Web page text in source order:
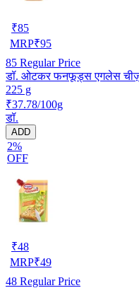
₹85
MRP₹95
85 Regular Price
डॉ. ओटकर फनफूड्स एगलेस चीज़
225 g
₹37.78/100g
डॉ.
ADD
2%
OFF
₹48
MRP₹49
48 Regular Price